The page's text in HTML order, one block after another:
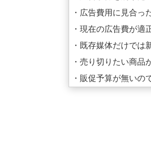
・広告費用に見合っ
・現在の広告費が適
・既存媒体だけでは
・売り切りたい商品
・販促予算が無いの